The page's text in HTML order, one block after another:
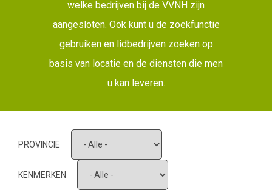
welke bedrijven bij de VVNH zijn
aangesloten. Ook kunt u de zoekfunctie
gebruiken en lidbedrijven zoeken op
basis van locatie en de diensten die men
u kan leveren.
PROVINCIE
KENMERKEN